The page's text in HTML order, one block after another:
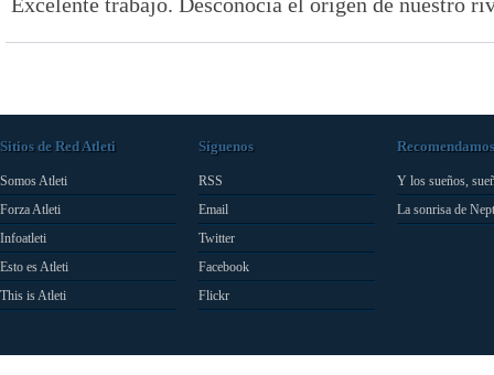
Sitios de Red Atleti
Somos Atleti
Forza Atleti
Infoatleti
Esto es Atleti
This is Atleti
Síguenos
RSS
Email
Twitter
Facebook
Flickr
Recomendamos
Y los sueños,
La sonrisa de